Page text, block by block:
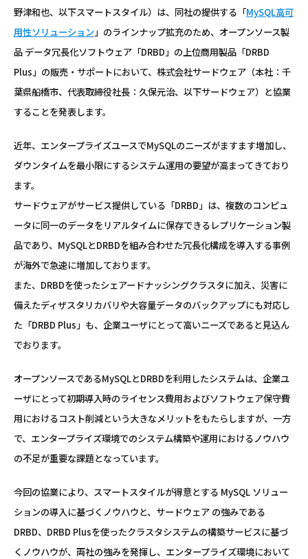
野津和也、以下スマートスタイル）は、同社の提供する「MySQL高可
用性ソリューション」のラインナップ拡充のため、オープンソース製
品 データ冗長化ソフトウェア「DRBD」の上位商用製品「DRBD
Plus」の販売・サポートにおいて、株式会社サードウェア（本社：千
葉県船橋市、代表取締役社長：久保元治、以下サードウェア）と協業
することを発表します。
近年、エンタープライズユースでMySQLのニーズがますます増加し、
ダウンタイムを最小限にするシステム運用の要望が高まってきており
ます。
サードウェアがサービス提供している「DRBD」は、複数のコンピュ
ータに同一のデータをリアルタイムに保存できるレプリケーション製
品であり、MySQLとDRBDを組み合わせた冗長化構成を導入する事例
が海外で急速に増加しております。
また、DRBDを使ったシェアードナッシングクラスタに加え、災害に
備えたディザスタリカバリや大容量データのバックアップにも対応し
た「DRBD Plus」も、企業ユーザにとって高いニーズであると見込ん
でおります。
オープンソースであるMySQLとDRBDを利用したシステムは、企業ユ
ーザにとって初期導入時のライセンス費用およびソフトウェア保守費
用におけるコスト削減という大きなメリットをもたらしますが、一方
で、エンタープライズ環境でのシステム構築や運用におけるノウハウ
の不足が重要な課題となっています。
今回の協業により、スマートスタイルが得意とする MySQL ソリュー
ションの導入に基づくノウハウと、サードウェア の強みである
DRBD、DRBD Plusを使ったクラスタシステムの構築サービスに基づ
くノウハウが、両社の強みを発揮し、エンタープライズ環境において